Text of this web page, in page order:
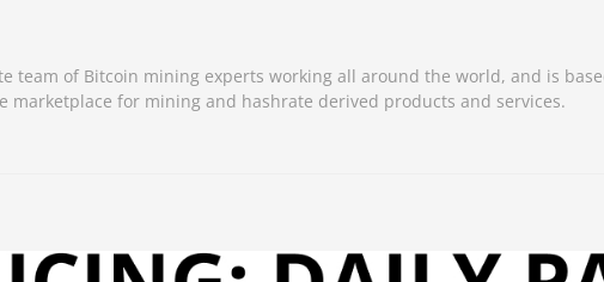
team of Bitcoin mining experts working all around the world, and is
marketplace for mining and hashrate derived products and services.